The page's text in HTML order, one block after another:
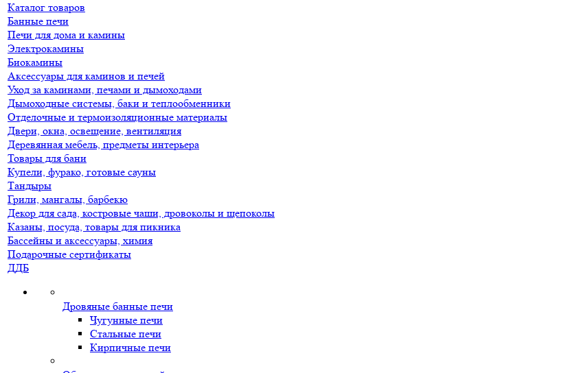
Каталог товаров
Банные печи
Печи для дома и камины
Электрокамины
Биокамины
Аксессуары для каминов и печей
Уход за каминами, печами и дымоходами
Дымоходные системы, баки и теплообменники
Отделочные и термоизоляционные материалы
Двери, окна, освещение, вентиляция
Деревянная мебель, предметы интерьера
Товары для бани
Купели, фурако, готовые сауны
Тандыры
Грили, мангалы, барбекю
Декор для сада, костровые чаши, дровоколы и щепоколы
Казаны, посуда, товары для пикника
Бассейны и аксессуары, химия
Подарочные сертификаты
ДДБ
Дровяные банные печи
Чугунные печи
Стальные печи
Кирпичные печи